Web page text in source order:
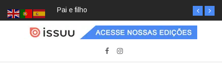
Pai e filho